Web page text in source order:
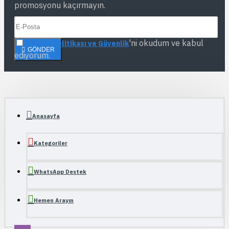
promosyonu kaçırmayın.
GÖNDER
Gizlilik Politikası ve Güvenlik'ni okudum ve kabul
ediyorum.
Anasayfa
Kategoriler
WhatsApp Destek
Hemen Arayın